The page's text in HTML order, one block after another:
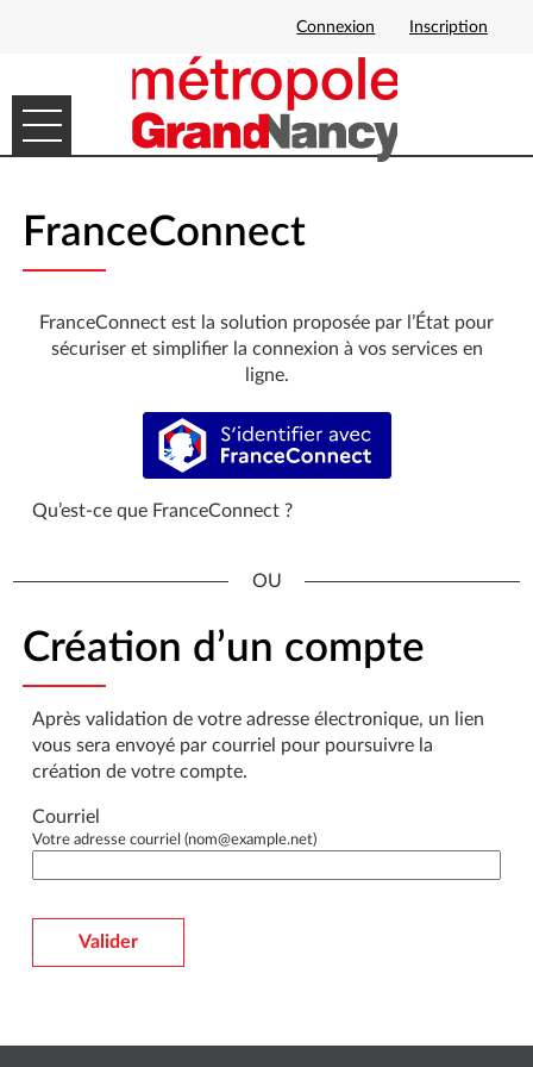
Connexion Inscription
Ouvrir le menu
MES DEMANDES
FranceConnect
FranceConnect est la solution proposée par l’État pour
sécuriser et simplifier la connexion à vos services en
ligne.
S’identifier avec FranceConnect
Qu’est-ce que FranceConnect ?
Création d’un compte
Après validation de votre adresse électronique, un lien
vous sera envoyé par courriel pour poursuivre la
création de votre compte.
Courriel
Votre adresse courriel (nom@example.net)
Valider